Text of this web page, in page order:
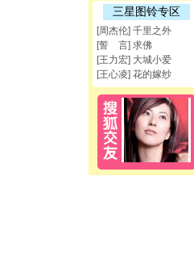
三星图铃专区
[周杰伦] 千里之外
[誓 言] 求佛
[王力宏] 大城小爱
[王心凌] 花的嫁纱